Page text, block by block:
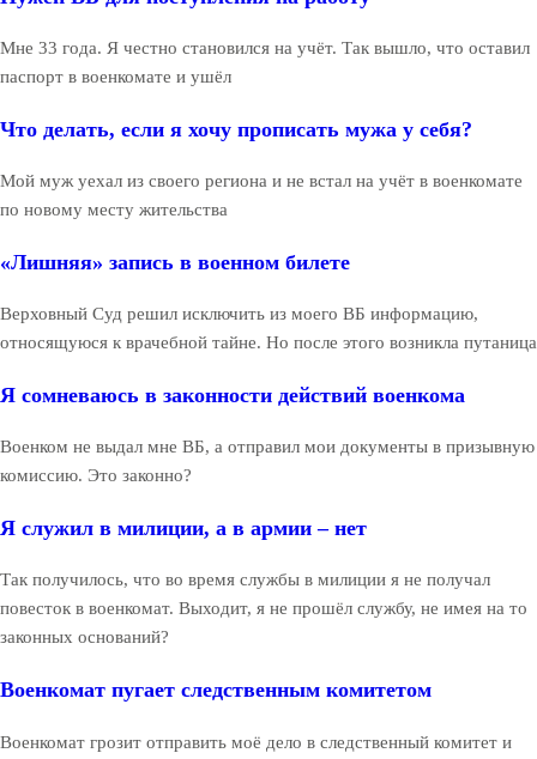
Мне 33 года. Я честно становился на учёт. Так вышло, что оставил
паспорт в военкомате и ушёл
Что делать, если я хочу прописать мужа у себя?
Мой муж уехал из своего региона и не встал на учёт в военкомате
по новому месту жительства
«Лишняя» запись в военном билете
Верховный Суд решил исключить из моего ВБ информацию,
относящуюся к врачебной тайне. Но после этого возникла путаница
Я сомневаюсь в законности действий военкома
Военком не выдал мне ВБ, а отправил мои документы в призывную
комиссию. Это законно?
Я служил в милиции, а в армии – нет
Так получилось, что во время службы в милиции я не получал
повесток в военкомат. Выходит, я не прошёл службу, не имея на то
законных оснований?
Военкомат пугает следственным комитетом
Военкомат грозит отправить моё дело в следственный комитет и